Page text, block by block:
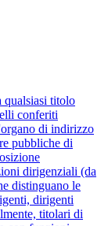
qualsiasi titolo
conferiti
di indirizzo
pubbliche di
dirigenziali (da
distinguano le
dirigenti
titolari di